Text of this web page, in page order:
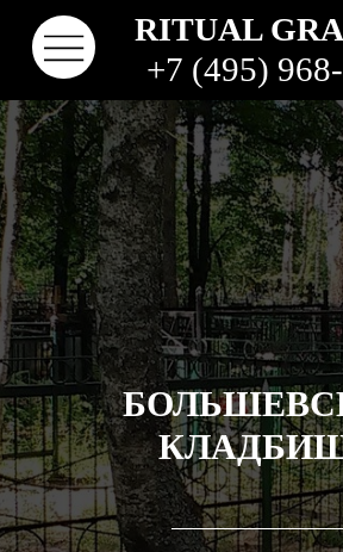
RITUAL GRANIT 77
РАБОТЫ
КЛАДБИЩА
КОНТАКТЫ
ВИДЫ ГРАНИТА
+7 (495) 968-35-33